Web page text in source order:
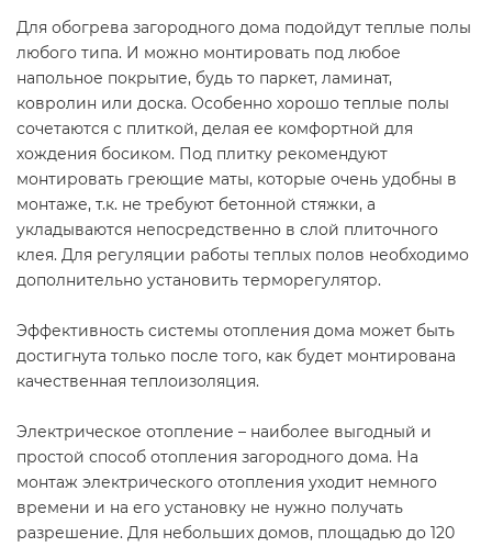
Для обогрева загородного дома подойдут теплые полы
любого типа. И можно монтировать под любое
напольное покрытие, будь то паркет, ламинат,
ковролин или доска. Особенно хорошо теплые полы
сочетаются с плиткой, делая ее комфортной для
хождения босиком. Под плитку рекомендуют
монтировать греющие маты, которые очень удобны в
монтаже, т.к. не требуют бетонной стяжки, а
укладываются непосредственно в слой плиточного
клея. Для регуляции работы теплых полов необходимо
дополнительно установить терморегулятор.
Эффективность системы отопления дома может быть
достигнута только после того, как будет монтирована
качественная теплоизоляция.
Электрическое отопление – наиболее выгодный и
простой способ отопления загородного дома. На
монтаж электрического отопления уходит немного
времени и на его установку не нужно получать
разрешение. Для небольших домов, площадью до 120